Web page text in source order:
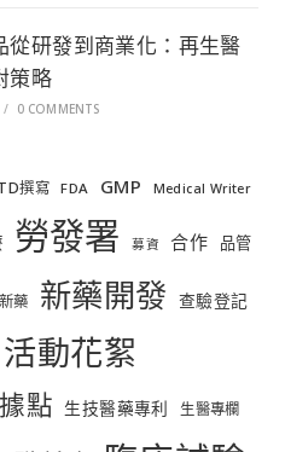
從研發到商業化：再生醫
策略
/ 0 COMMENTS
撰寫 FDA GMP Medical Writer
勞發署 募資 合作 品管
新藥 新藥開發 查驗登記
活動花絮
點 生技醫藥專利 生醫專欄